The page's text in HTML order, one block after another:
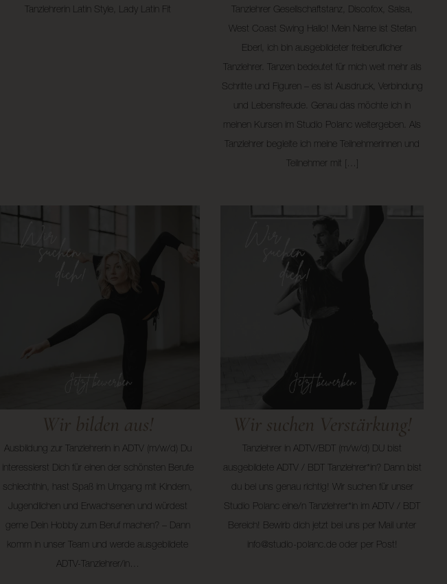
Tanzlehrerin Latin Style, Lady Latin Fit
Tanzlehrer Gesellschaftstanz, Discofox, Salsa,
West Coast Swing Hallo! Mein Name ist Stefan
Eberl, ich bin ausgebildeter freiberuflicher
Tanzlehrer. Tanzen bedeutet für mich weit mehr als
Schritte und Figuren – es ist Ausdruck, Verbindung
und Lebensfreude. Genau das möchte ich in
meinen Kursen im Studio Polanc weitergeben. Als
Tanzlehrer begleite ich meine Teilnehmerinnen und
Teilnehmer mit […]
Wir bilden aus!
Ausbildung zur Tanzlehrerin in ADTV (m/w/d) Du
interessierst Dich für einen der schönsten Berufe
schlechthin, hast Spaß im Umgang mit Kindern,
Jugendlichen und Erwachsenen und würdest
gerne Dein Hobby zum Beruf machen? – Dann
komm in unser Team und werde ausgebildete
ADTV-Tanzlehrer/in…
Wir suchen Verstärkung!
Tanzlehrer in ADTV/BDT (m/w/d) DU bist
ausgebildete ADTV / BDT Tanzlehrer*in? Dann bist
du bei uns genau richtig! Wir suchen für unser
Studio Polanc eine/n Tanzlehrer*in im ADTV / BDT
Bereich! Bewirb dich jetzt bei uns per Mail unter
info@studio-polanc.de oder per Post!